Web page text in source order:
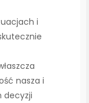
i
nasza i
decyzji